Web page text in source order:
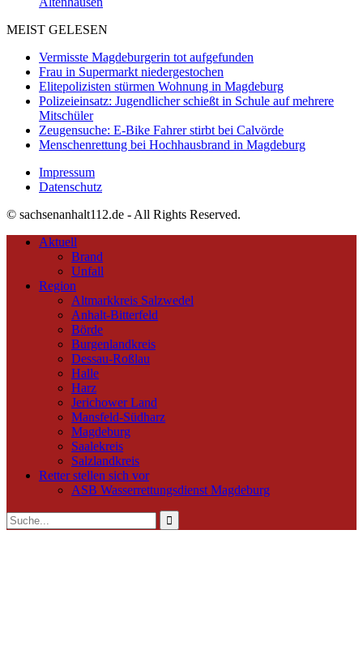
MEIST GELESEN
Vermisste Magdeburgerin tot aufgefunden
Frau in Supermarkt niedergestochen
Elitepolizisten stürmen Wohnung in Magdeburg
Polizeieinsatz: Jugendlicher schießt in Schule auf mehrere
Mitschüler
Zeugensuche: E-Bike Fahrer stirbt bei Calvörde
Menschenrettung bei Hochhausbrand in Magdeburg
Impressum
Datenschutz
© sachsenanhalt112.de - All Rights Reserved.
Aktuell
Brand
Unfall
Region
Altmarkkreis Salzwedel
Anhalt-Bitterfeld
Börde
Burgenlandkreis
Dessau-Roßlau
Halle
Harz
Jerichower Land
Mansfeld-Südharz
Magdeburg
Saalekreis
Salzlandkreis
Retter stellen sich vor
ASB Wasserrettungsdienst Magdeburg